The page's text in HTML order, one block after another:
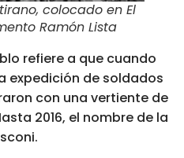
colocado en El
Ramón Lista
refiere a que cuando
expedición de soldados
con una vertiente de
2016, el nombre de la